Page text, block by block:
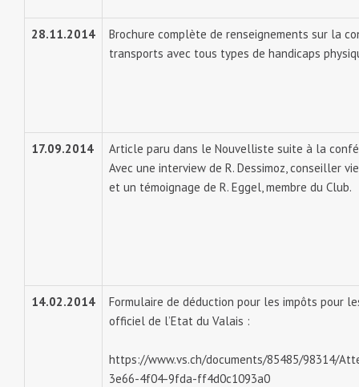
28.11.2014
Brochure complète de renseignements sur la
transports avec tous types de handicaps
17.09.2014
Article paru dans le Nouvelliste suite à la
Avec une interview de R. Dessimoz, conseiller
et un témoignage de R. Eggel, membre du Club.
14.02.2014
Formulaire de déduction pour les impôts pour
officiel de l’Etat du Valais :
https://www.vs.ch/documents/85485/98314/
3e66-4f04-9fda-ff4d0c1093a0